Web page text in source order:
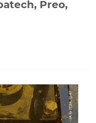
Preo,
Nordson,